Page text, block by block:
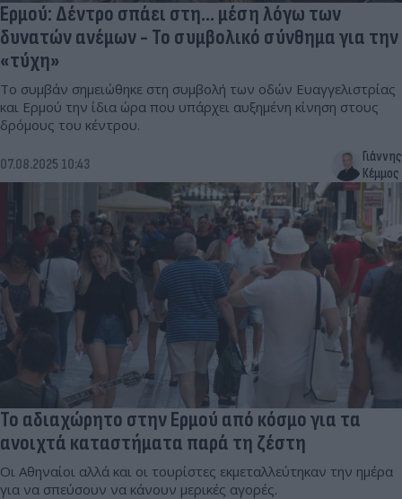
Ερμού: Δέντρο σπάει στη... μέση λόγω των
δυνατών ανέμων - Το συμβολικό σύνθημα για την
«τύχη»
Το συμβάν σημειώθηκε στη συμβολή των οδών Ευαγγελιστρίας
και Ερμού την ίδια ώρα που υπάρχει αυξημένη κίνηση στους
δρόμους του κέντρου.
07.08.2025 10:43
Γιάννης
Κέμμος
Το αδιαχώρητο στην Ερμού από κόσμο για τα
ανοιχτά καταστήματα παρά τη ζέστη
Οι Αθηναίοι αλλά και οι τουρίστες εκμεταλλεύτηκαν την ημέρα
για να σπεύσουν να κάνουν μερικές αγορές.